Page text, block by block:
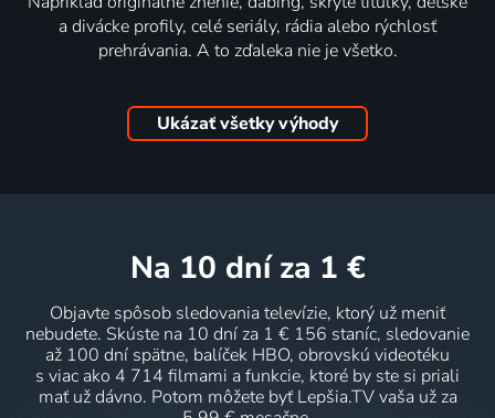
a divácke profily, celé seriály, rádia alebo rýchlosť
prehrávania. A to zďaleka nie je všetko.
Ukázať všetky výhody
na 10 dní za 1 €
Objavte spôsob sledovania televízie, ktorý už meniť
nebudete. Skúste na 10 dní za 1 € 156 staníc, sledovanie
až 100 dní spätne, balíček HBO, obrovskú videotéku
s viac ako 4 714 filmami a funkcie, ktoré by ste si priali
mať už dávno. Potom môžete byť Lepšia.TV vaša už za